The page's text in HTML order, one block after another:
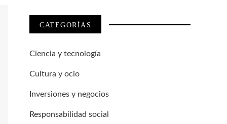
CATEGORÍAS
Ciencia y tecnología
Cultura y ocio
Inversiones y negocios
Responsabilidad social